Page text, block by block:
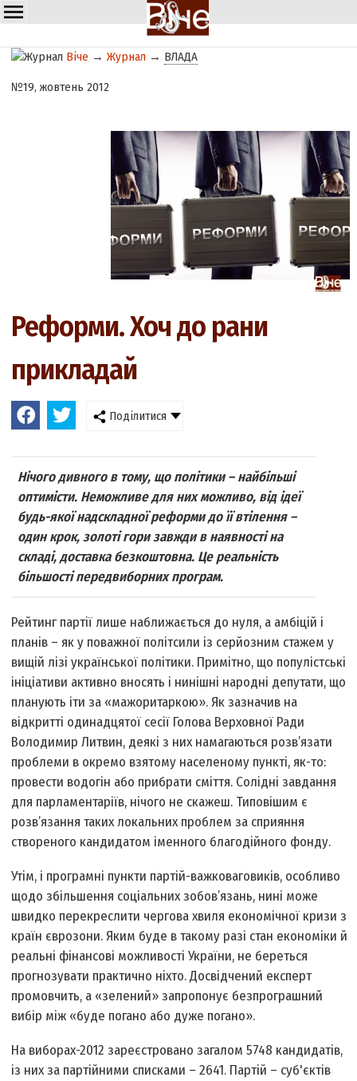
Віче →Журнал → ВЛАДА
№19, жовтень 2012
Реформи. Хоч до рани
прикладай
Поділитися
Нічого дивного в тому, що політики – найбільші
оптимісти. Неможливе для них можливо, від ідеї
будь-якої надскладної реформи до її втілення –
один крок, золоті гори завжди в наявності на
складі, доставка безкоштовна. Це реальність
більшості передвиборних програм.
Рейтинг партії лише наближається до нуля, а амбіцій і
планів – як у поважної політсили із серйозним стажем у
вищій лізі української політики. Примітно, що популістські
ініціативи активно вносять і нинішні народні депутати, що
планують іти за «мажоритаркою». Як зазначив на
відкритті одинадцятої сесії Голова Верховної Ради
Володимир Литвин, деякі з них намагаються розв’язати
проблеми в окремо взятому населеному пункті, як-то:
провести водогін або прибрати сміття. Солідні завдання
для парламентаріїв, нічого не скажеш. Типовішим є
розв’язання таких локальних проблем за сприяння
створеного кандидатом іменного благодійного фонду.
Утім, і програмні пункти партій-важковаговиків, особливо
щодо збільшення соціальних зобов’язань, нині може
швидко перекреслити чергова хвиля економічної кризи з
країн єврозони. Яким буде в такому разі стан економіки й
реальні фінансові можливості України, не береться
прогнозувати практично ніхто. Досвідчений експерт
промовчить, а «зелений» запропонує безпрограшний
вибір між «буде погано або дуже погано».
На виборах-2012 зареєстровано загалом 5748 кандидатів,
із них за партійними списками – 2641. Партій – суб'єктів